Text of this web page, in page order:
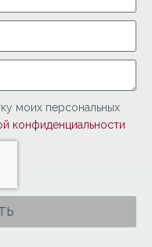
моих персональных
конфиденциальности